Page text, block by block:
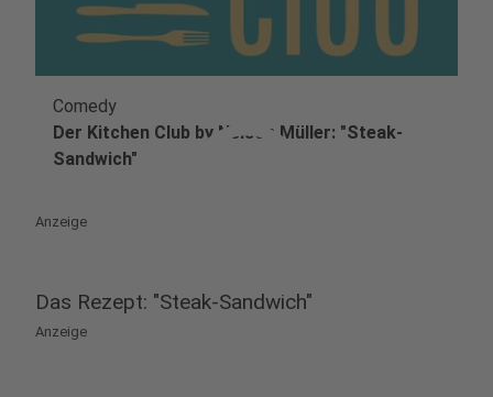
play_circle
Comedy
Der Kitchen Club by Nelson Müller: "Steak-
Sandwich"
Anzeige
Das Rezept: "Steak-Sandwich"
Anzeige